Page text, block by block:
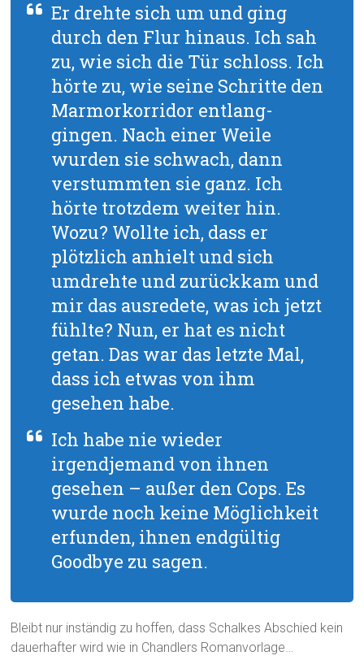
Er drehte sich um und ging
durch den Flur hinaus. Ich sah
zu, wie sich die Tür schloss. Ich
hörte zu, wie seine Schritte den
Marmorkorridor entlang-
gingen. Nach einer Weile
wurden sie schwach, dann
verstummten sie ganz. Ich
hörte trotzdem weiter hin.
Wozu? Wollte ich, dass er
plötzlich anhielt und sich
umdrehte und zurückkam und
mir das ausredete, was ich jetzt
fühlte? Nun, er hat es nicht
getan. Das war das letzte Mal,
dass ich etwas von ihm
gesehen habe.
Ich habe nie wieder
irgendjemand von ihnen
gesehen – außer den Cops. Es
wurde noch keine Möglichkeit
erfunden, ihnen endgültig
Goodbye zu sagen.
Bleibt nur inständig zu hoffen, dass Schalkes Abschied kein
dauerhafter wird wie in Chandlers Romanvorlage…